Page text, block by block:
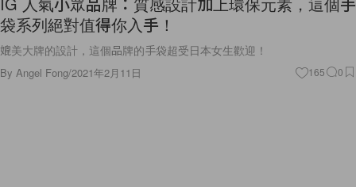
袋系列絕對值得你入手！
媲美大牌的設計，這個品牌的手袋超受日本女生歡迎！
By Angel Fong/2021年2月11日 165 0